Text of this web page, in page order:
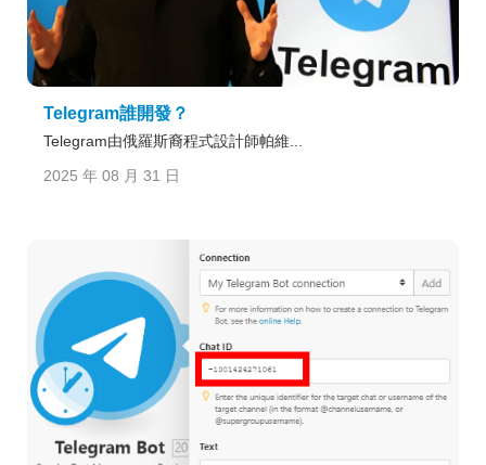
Telegram誰開發？
Telegram由俄羅斯裔程式設計師帕維...
2025 年 08 月 31 日